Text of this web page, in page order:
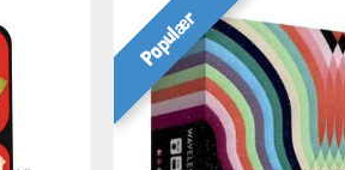
Populær